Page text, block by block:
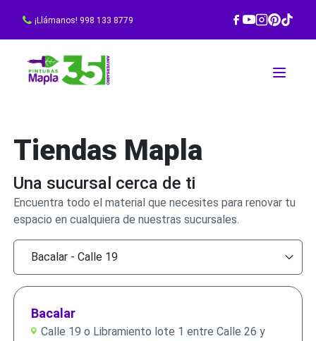
¡Llámanos! 998 133 8779
Tiendas Mapla
Una sucursal cerca de ti
Encuentra todo el material que necesites para renovar tu
espacio en cualquiera de nuestras sucursales.
Bacalar - Calle 19
Bacalar
Calle 19 o Libramiento lote 1 entre Calle 26 y